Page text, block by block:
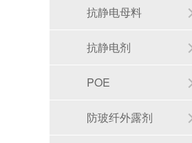
抗静电母料
抗静电剂
POE
防玻纤外露剂